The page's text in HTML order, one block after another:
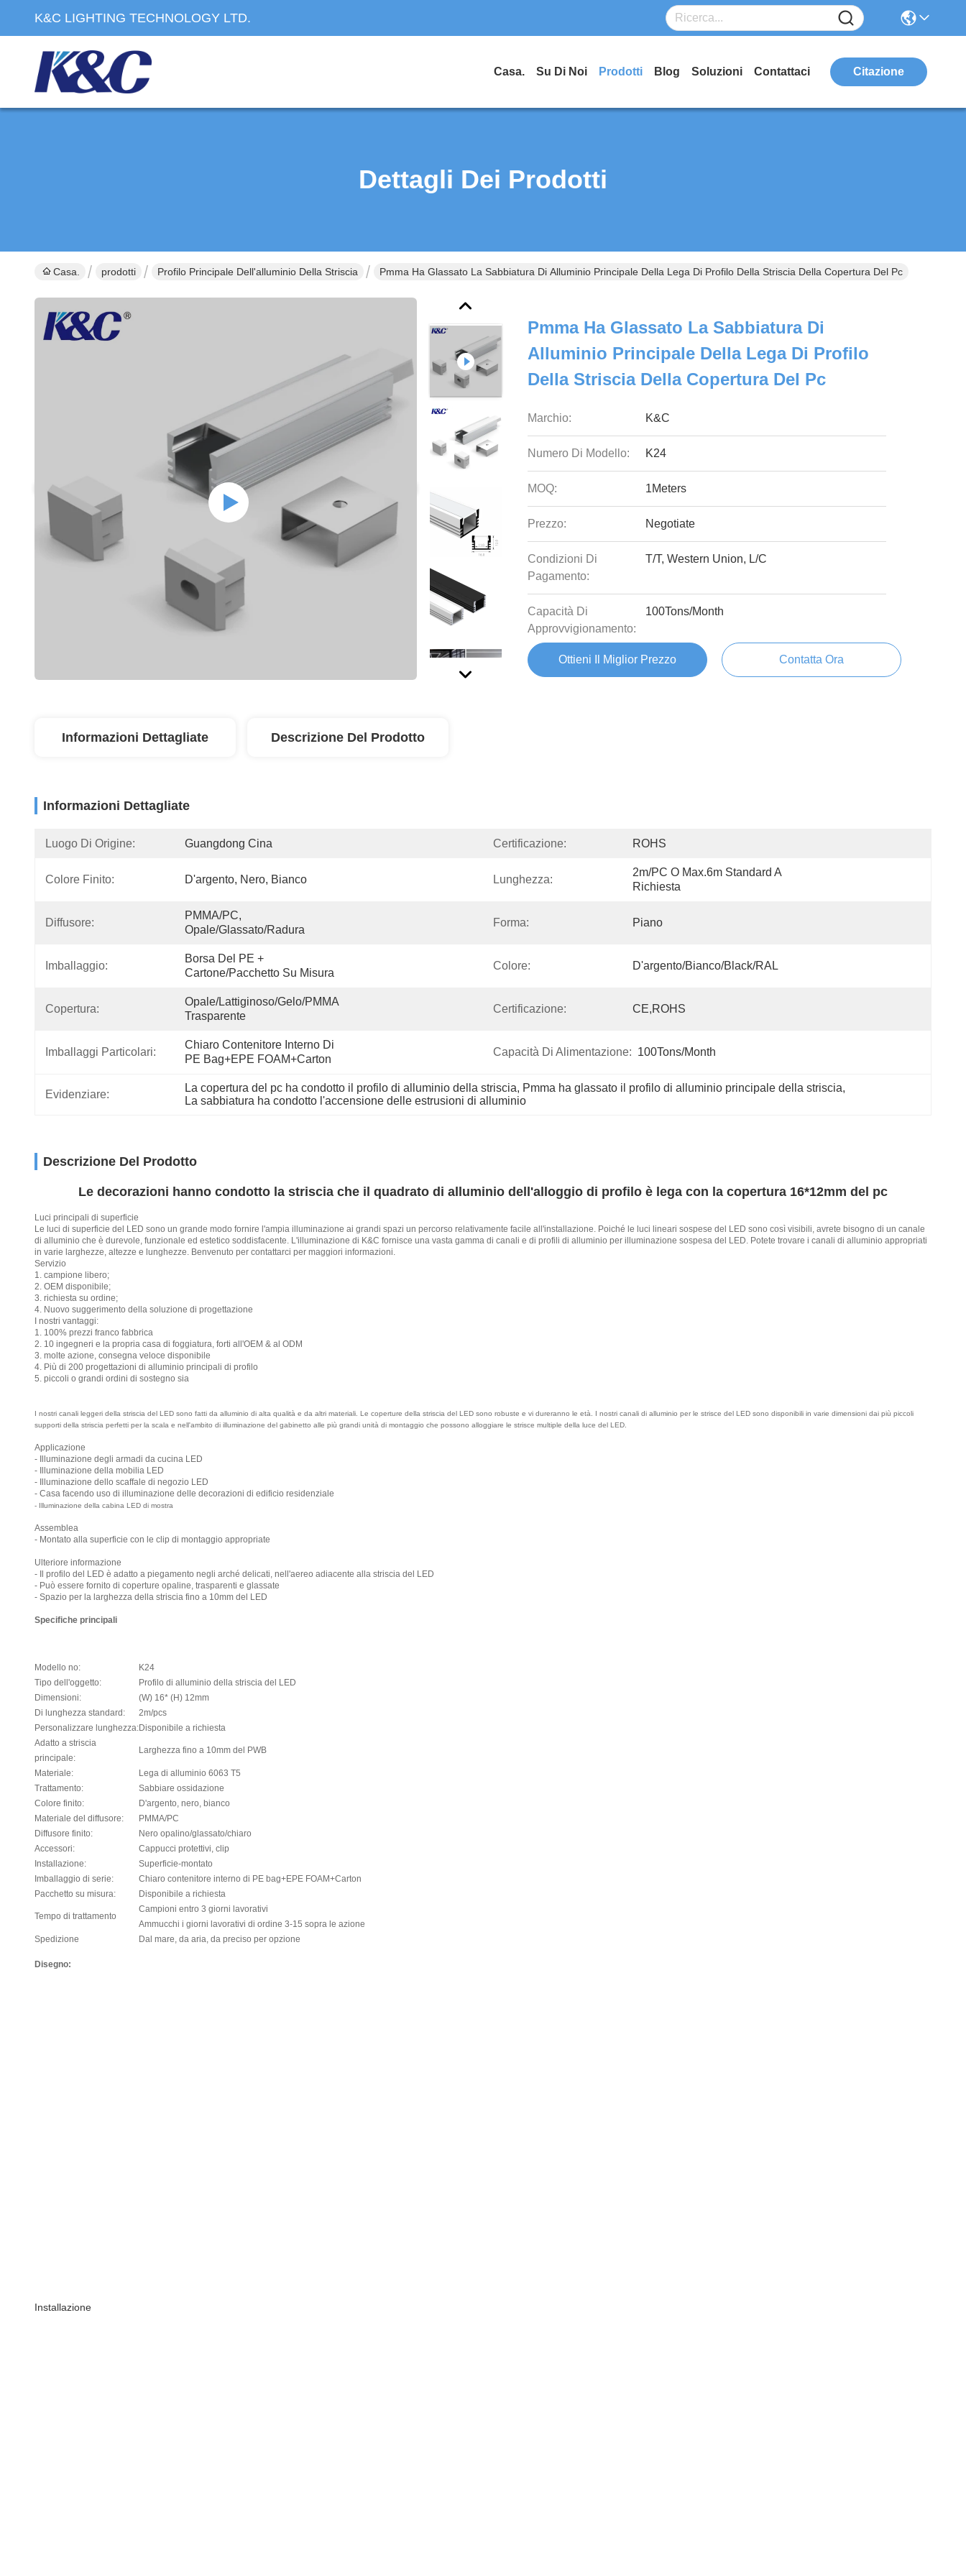
K&C LIGHTING TECHNOLOGY LTD.
Casa. Su Di Noi Prodotti Blog Soluzioni Contattaci Citazione
Dettagli Dei Prodotti
Casa. prodotti Profilo Principale Dell'alluminio Della Striscia Pmma Ha Glassato La Sabbiatura Di Alluminio Principale Della Lega Di Profilo Della Striscia Della Copertura Del Pc
Pmma Ha Glassato La Sabbiatura Di
Alluminio Principale Della Lega Di Profilo
Della Striscia Della Copertura Del Pc
Marchio: K&C
Numero Di Modello: K24
MOQ: 1Meters
Prezzo: Negotiate
Condizioni Di
Pagamento:
T/T, Western Union, L/C
Capacità Di
Approvvigionamento:
100Tons/Month
Ottieni Il Miglior Prezzo Contatta Ora
Informazioni Dettagliate Descrizione Del Prodotto
Informazioni Dettagliate
Luogo Di Origine: Guangdong Cina Certificazione: ROHS
Colore Finito: D'argento, Nero, Bianco Lunghezza:
2m/PC O Max.6m Standard A
Richiesta
Diffusore:
PMMA/PC,
Opale/glassato/radura
Forma: Piano
Imballaggio:
Borsa Del PE +
Cartone/pacchetto Su Misura
Colore: D'argento/bianco/Black/RAL
Copertura:
Opale/lattiginoso/gelo/PMMA
Trasparente
Certificazione: CE,ROHS
Imballaggi Particolari:
Chiaro Contenitore Interno Di
PE Bag+EPE FOAM+Carton
Capacità Di Alimentazione: 100Tons/Month
Evidenziare:
La copertura del pc ha condotto il profilo di alluminio della striscia, Pmma ha glassato il profilo di alluminio principale della striscia,
La sabbiatura ha condotto l'accensione delle estrusioni di alluminio
Descrizione Del Prodotto
Le decorazioni hanno condotto la striscia che il quadrato di alluminio dell'alloggio di profilo è lega con la copertura 16*12mm del pc
Luci principali di superficie
Le luci di superficie del LED sono un grande modo fornire l'ampia illuminazione ai grandi spazi un percorso relativamente facile all'installazione. Poiché le luci lineari sospese del LED sono così visibili, avrete bisogno di un canale
di alluminio che è durevole, funzionale ed estetico soddisfacente. L'illuminazione di K&C fornisce una vasta gamma di canali e di profili di alluminio per illuminazione sospesa del LED. Potete trovare i canali di alluminio appropriati
in varie larghezze, altezze e lunghezze. Benvenuto per contattarci per maggiori informazioni.
Servizio
1. campione libero;
2. OEM disponibile;
3. richiesta su ordine;
4. Nuovo suggerimento della soluzione di progettazione
I nostri vantaggi:
1. 100% prezzi franco fabbrica
2. 10 ingegneri e la propria casa di foggiatura, forti all'OEM & al ODM
3. molte azione, consegna veloce disponibile
4. Più di 200 progettazioni di alluminio principali di profilo
5. piccoli o grandi ordini di sostegno sia
I nostri canali leggeri della striscia del LED sono fatti da alluminio di alta qualità e da altri materiali. Le coperture della striscia del LED sono robuste e vi dureranno le età. I nostri canali di alluminio per le strisce del LED sono disponibili in varie dimensioni dai più piccoli
supporti della striscia perfetti per la scala e nell'ambito di illuminazione del gabinetto alle più grandi unità di montaggio che possono alloggiare le strisce multiple della luce del LED.
Applicazione
- Illuminazione degli armadi da cucina LED
- Illuminazione della mobilia LED
- Illuminazione dello scaffale di negozio LED
- Casa facendo uso di illuminazione delle decorazioni di edificio residenziale
- Illuminazione della cabina LED di mostra
Assemblea
- Montato alla superficie con le clip di montaggio appropriate
Ulteriore informazione
- Il profilo del LED è adatto a piegamento negli arché delicati, nell'aereo adiacente alla striscia del LED
- Può essere fornito di coperture opaline, trasparenti e glassate
- Spazio per la larghezza della striscia fino a 10mm del LED
Specifiche principali
Modello no:
K24
Tipo dell'oggetto:
Profilo di alluminio della striscia del LED
Dimensioni:
(W) 16* (H) 12mm
Di lunghezza standard:
2m/pcs
Personalizzare lunghezza:Disponibile a richiesta
Adatto a striscia
principale:
Larghezza fino a 10mm del PWB
Materiale:
Lega di alluminio 6063 T5
Trattamento:
Sabbiare ossidazione
Colore finito:
D'argento, nero, bianco
Materiale del diffusore:
PMMA/PC
Diffusore finito:
Nero opalino/glassato/chiaro
Accessori:
Cappucci protettivi, clip
Installazione:
Superficie-montato
Imballaggio di serie:
Chiaro contenitore interno di PE bag+EPE FOAM+Carton
Pacchetto su misura:
Disponibile a richiesta
Tempo di trattamento
Campioni entro 3 giorni lavorativi
Ammucchi i giorni lavorativi di ordine 3-15 sopra le azione
Spedizione
Dal mare, da aria, da preciso per opzione
Disegno:
Installazione